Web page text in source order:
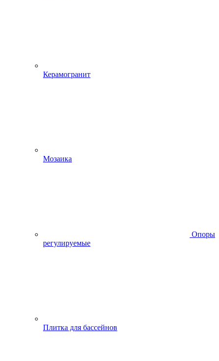
Керамогранит
Мозаика
Опоры
регулируемые
Плитка для бассейнов